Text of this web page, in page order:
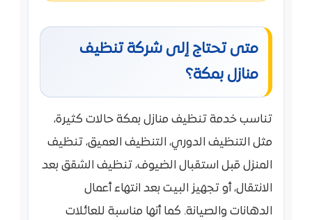
متى تحتاج إلى شركة تنظيف
منازل بمكة؟
تناسب خدمة تنظيف منازل بمكة حالات كثيرة،
مثل التنظيف الدوري، التنظيف العميق، تنظيف
المنزل قبل استقبال الضيوف، تنظيف الشقق بعد
الانتقال، أو تجهيز البيت بعد انتهاء أعمال
الدهانات والصيانة. كما أنها مناسبة للعائلات